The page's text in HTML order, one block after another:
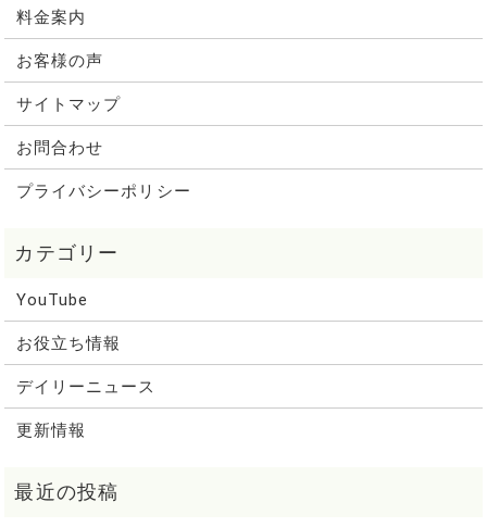
料金案内
お客様の声
サイトマップ
お問合わせ
プライバシーポリシー
YouTube
お役立ち情報
デイリーニュース
更新情報